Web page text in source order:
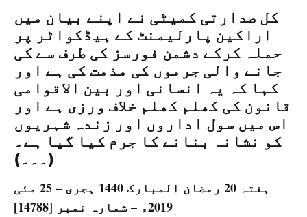
کل صدارتی کمیٹی نے اپنے بیان میں
اراکین پارلیمنٹ کے ہیڈکواٹر پر
حملہ کرکے دشمن فورسز کی طرف سے کی
جانے والی جرموں کی مذمت کی ہے اور
کہا کہ یہ انسانی اور بین الاقوامی
قانون کی کھلم کھلم خلاف ورزی ہے اور
اس میں سول اداروں اور زندہ شہریوں
کو نشانہ بنانے کا جرم کیا گیا ہے۔
(۔۔۔)
ہفتہ 20 رمضان المبارک 1440 ہجری – 25 مئی
2019ء – شمارہ نمبر [14788]